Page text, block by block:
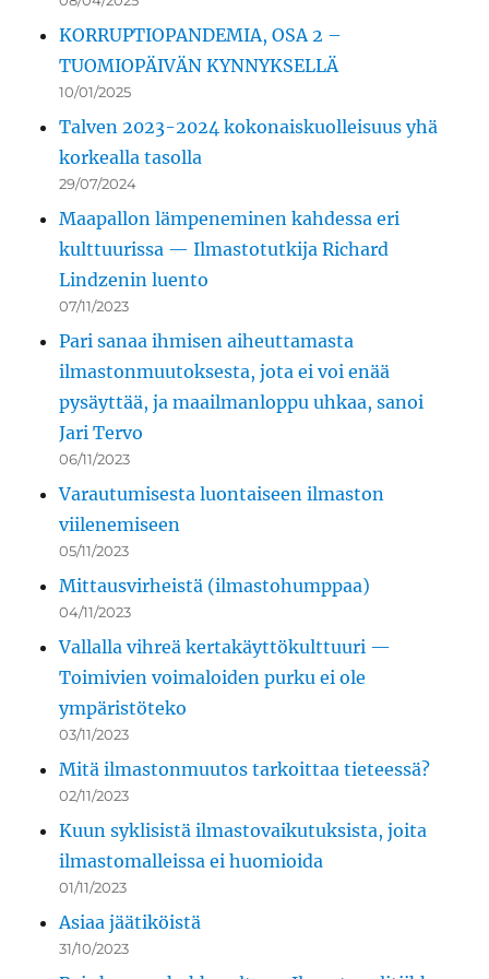
KORRUPTIOPANDEMIA, OSA 2 –
TUOMIOPÄIVÄN KYNNYKSELLÄ
10/01/2025
Talven 2023-2024 kokonaiskuolleisuus yhä
korkealla tasolla
29/07/2024
Maapallon lämpeneminen kahdessa eri
kulttuurissa — Ilmastotutkija Richard
Lindzenin luento
07/11/2023
Pari sanaa ihmisen aiheuttamasta
ilmastonmuutoksesta, jota ei voi enää
pysäyttää, ja maailmanloppu uhkaa, sanoi
Jari Tervo
06/11/2023
Varautumisesta luontaiseen ilmaston
viilenemiseen
05/11/2023
Mittausvirheistä (ilmastohumppaa)
04/11/2023
Vallalla vihreä kertakäyttökulttuuri —
Toimivien voimaloiden purku ei ole
ympäristöteko
03/11/2023
Mitä ilmastonmuutos tarkoittaa tieteessä?
02/11/2023
Kuun syklisistä ilmastovaikutuksista, joita
ilmastomalleissa ei huomioida
01/11/2023
Asiaa jäätiköistä
31/10/2023